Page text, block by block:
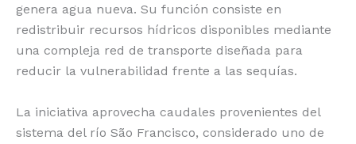
genera agua nueva. Su función consiste en
redistribuir recursos hídricos disponibles mediante
una compleja red de transporte diseñada para
reducir la vulnerabilidad frente a las sequías.
La iniciativa aprovecha caudales provenientes del
sistema del río São Francisco, considerado uno de